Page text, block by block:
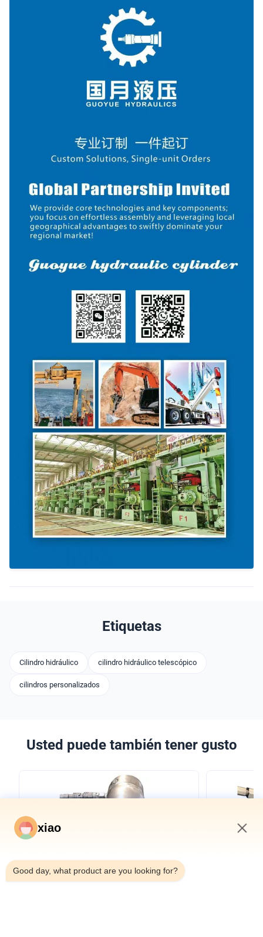
Etiquetas
Cilindro hidráulico cilindro hidráulico telescópico
cilindros personalizados
Usted puede también tener gusto
xiao
Good day, what product are you looking for?